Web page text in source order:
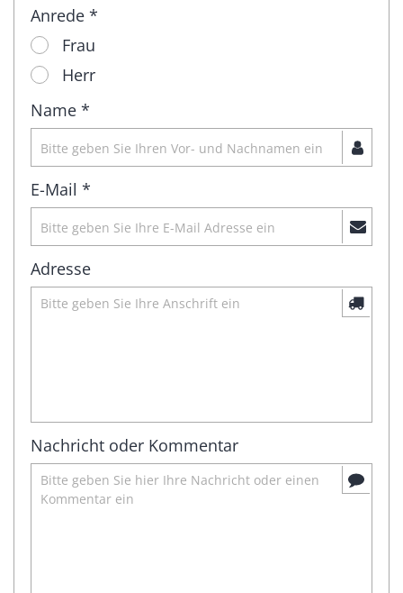
Anrede *
Frau
Herr
Name *
E-Mail *
Adresse
Nachricht oder Kommentar